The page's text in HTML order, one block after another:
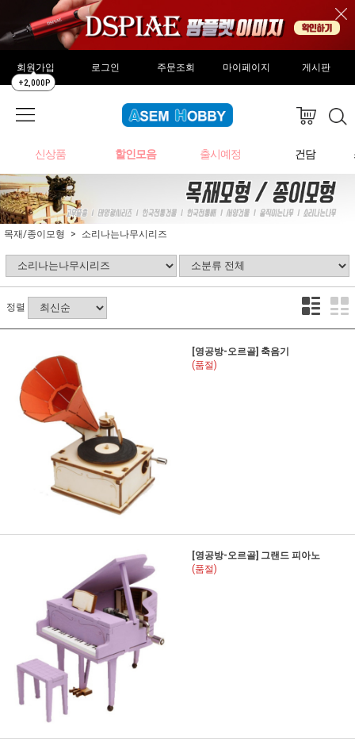
회원가입
+2,000P
로그인 주문조회 마이페이지 게시판
신상품 할인모음 출시예정 건담
목재/종이모형 소리나는나무시리즈
정렬
[영공방-오르골] 축음기
(품절)
[영공방-오르골] 그랜드 피아노
(품절)